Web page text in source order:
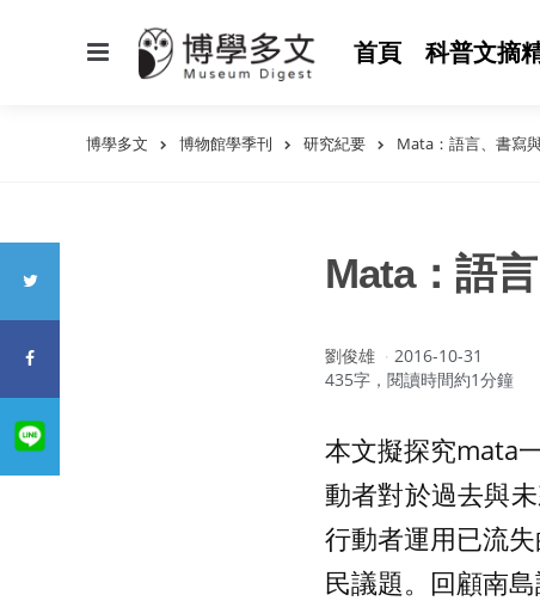
首頁 科普文摘
博學多文 博物館學季刊 研究紀要 Mata：語言、書寫
Mata：語
作
者：
劉俊雄
2016-10-31
435字，閱讀時間約1分鐘
本文擬探究mata
動者對於過去與
行動者運用已流
民議題。回顧南